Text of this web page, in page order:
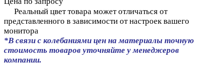
Реальный цвет товара может отличаться от
представленного в зависимости от настроек вашего
монитора
*В связи с колебаниями цен на материалы точную
стоимость товаров уточняйте у менеджеров
компании.